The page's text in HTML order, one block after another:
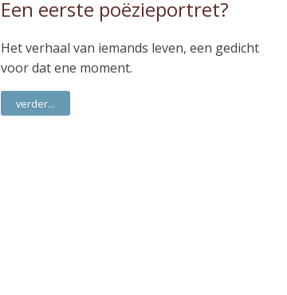
Een eerste poëzieportret?
Het verhaal van iemands leven, een gedicht
voor dat ene moment.
verder...